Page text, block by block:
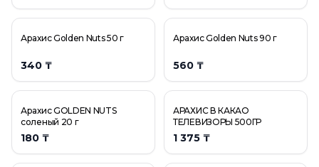
Арахис Golden Nuts 50 г
340 ₸
Арахис Golden Nuts 90 г
560 ₸
Арахис GOLDEN NUTS
соленый 20 г
180 ₸
АРАХИС В КАКАО
ТЕЛЕВИЗОРЫ 500ГР
1 375 ₸